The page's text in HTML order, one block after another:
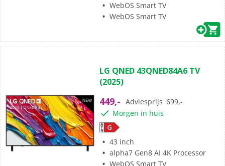
WebOS Smart TV
WebOS Smart TV
van
de
sterren.
LG QNED 43QNED84A6 TV
(2025)
449,- Adviesprijs 699,-
Morgen in huis
43 inch
alpha7 Gen8 AI 4K Processor
WebOS Smart TV